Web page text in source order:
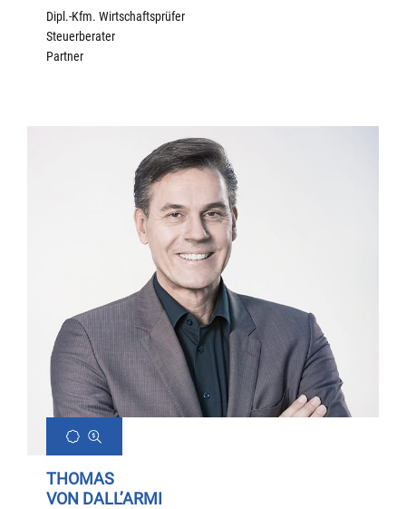
Dipl.-Kfm. Wirtschaftsprüfer
Steuerberater
Partner
THOMAS
VON DALL’ARMI